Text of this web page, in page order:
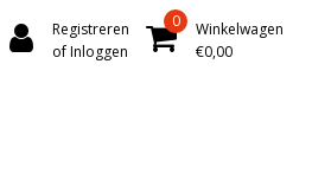
Registreren
of Inloggen
0
Winkelwagen
€0,00